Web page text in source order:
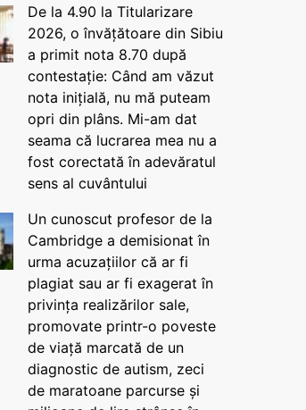
De la 4.90 la Titularizare
2026, o învățătoare din Sibiu
a primit nota 8.70 după
contestație: Când am văzut
nota inițială, nu mă puteam
opri din plâns. Mi-am dat
seama că lucrarea mea nu a
fost corectată în adevăratul
sens al cuvântului
Un cunoscut profesor de la
Cambridge a demisionat în
urma acuzațiilor că ar fi
plagiat sau ar fi exagerat în
privința realizărilor sale,
promovate printr-o poveste
de viață marcată de un
diagnostic de autism, zeci
de maratoane parcurse și